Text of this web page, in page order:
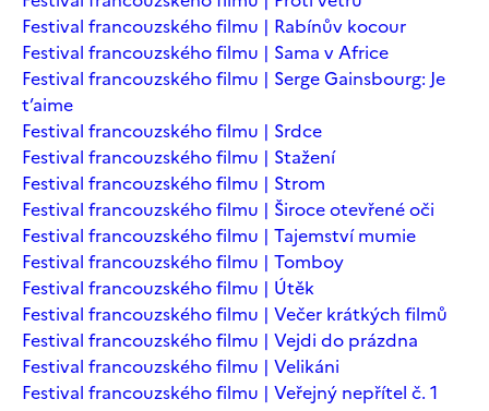
Festival francouzského filmu | Rabínův kocour
Festival francouzského filmu | Sama v Africe
Festival francouzského filmu | Serge Gainsbourg: Je
t’aime
Festival francouzského filmu | Srdce
Festival francouzského filmu | Stažení
Festival francouzského filmu | Strom
Festival francouzského filmu | Široce otevřené oči
Festival francouzského filmu | Tajemství mumie
Festival francouzského filmu | Tomboy
Festival francouzského filmu | Útěk
Festival francouzského filmu | Večer krátkých filmů
Festival francouzského filmu | Vejdi do prázdna
Festival francouzského filmu | Velikáni
Festival francouzského filmu | Veřejný nepřítel č. 1